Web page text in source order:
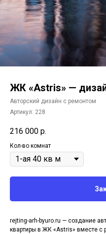
ЖК «Astris» —
Авторский дизайн с ремонтом
Артикул: 228
216 000 р.
Кол-во комнат
rejting-arh-byuro.ru — создание
квартиры в ЖК «Astris» вместе с